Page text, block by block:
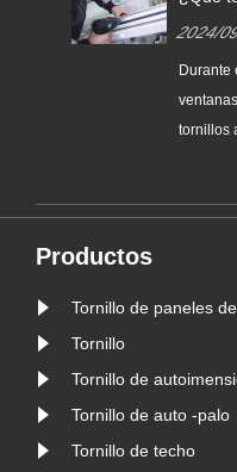
2024/
Durante
tornillos
para
Productos
Tornillo de paneles
Tornillo
Tornillo de
Tornillo de auto -palo
Tornillo de techo